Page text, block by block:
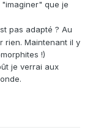
que je
pas adapté ? Au
rien. Maintenant il y
!)
je verrai aux